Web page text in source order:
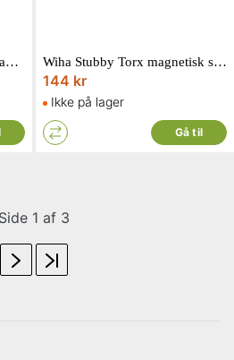
Wiha Industrial vandpumpetang med trykknap 180 mm Wiha Stubby Torx magnetisk skruetrækker med 6 bits
144 kr
Ikke på lager
Gå til
Side 1 af 3